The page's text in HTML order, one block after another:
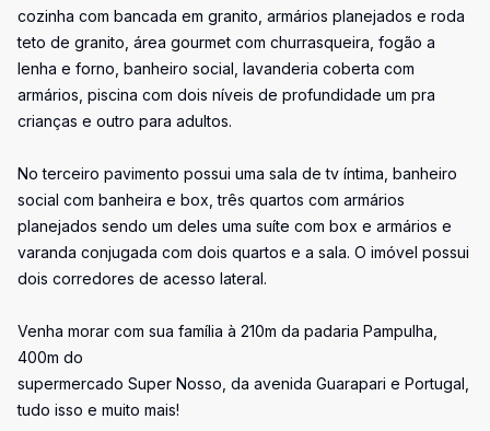
cozinha com bancada em granito, armários planejados e roda
teto de granito, área gourmet com churrasqueira, fogão a
lenha e forno, banheiro social, lavanderia coberta com
armários, piscina com dois níveis de profundidade um pra
crianças e outro para adultos.
No terceiro pavimento possui uma sala de tv íntima, banheiro
social com banheira e box, três quartos com armários
planejados sendo um deles uma suíte com box e armários e
varanda conjugada com dois quartos e a sala. O imóvel possui
dois corredores de acesso lateral.
Venha morar com sua família à 210m da padaria Pampulha,
400m do
supermercado Super Nosso, da avenida Guarapari e Portugal,
tudo isso e muito mais!